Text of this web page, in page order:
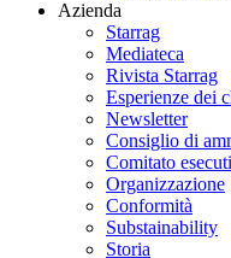
Azienda
Starrag
Mediateca
Rivista Starrag
Esperienze dei
Newsletter
Consiglio di
Comitato
Organizzazione
Conformità
Substainability
Storia